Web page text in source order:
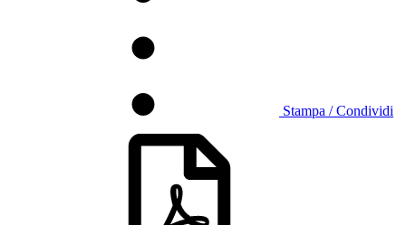
Stampa / Condividi